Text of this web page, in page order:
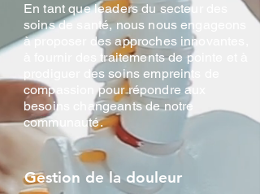
En tant que leaders du secteur des
soins de santé, nous nous engageons
à proposer des approches innovantes,
à fournir des traitements de pointe et à
prodiguer des soins empreints de
compassion pour répondre aux
besoins changeants de notre
communauté.
Gestion de la douleur